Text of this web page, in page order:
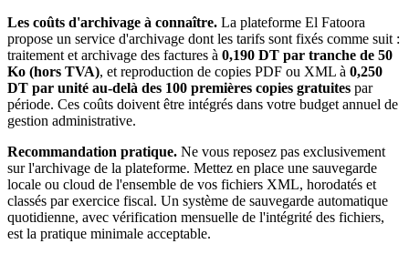
Les coûts d'archivage à connaître. La plateforme El Fatoora
propose un service d'archivage dont les tarifs sont fixés comme suit :
traitement et archivage des factures à 0,190 DT par tranche de 50
Ko (hors TVA), et reproduction de copies PDF ou XML à 0,250
DT par unité au-delà des 100 premières copies gratuites par
période. Ces coûts doivent être intégrés dans votre budget annuel de
gestion administrative.
Recommandation pratique. Ne vous reposez pas exclusivement
sur l'archivage de la plateforme. Mettez en place une sauvegarde
locale ou cloud de l'ensemble de vos fichiers XML, horodatés et
classés par exercice fiscal. Un système de sauvegarde automatique
quotidienne, avec vérification mensuelle de l'intégrité des fichiers,
est la pratique minimale acceptable.